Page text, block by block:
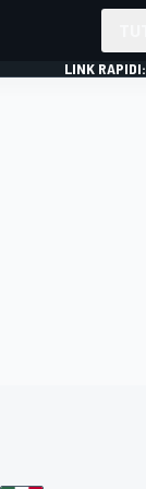
LINK RAPIDI: